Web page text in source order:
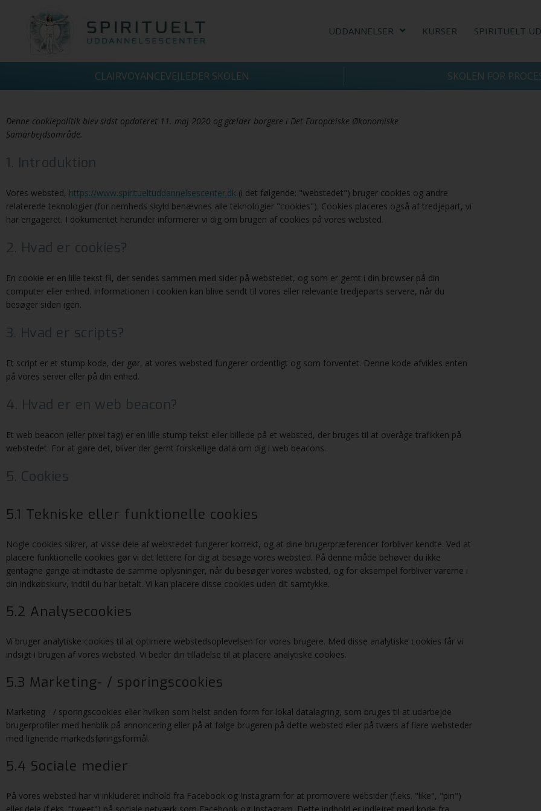
UDDANNELSER KURSER SPIRITUELT
CLAIRVOYANCEVEJLEDER SKOLEN SKOLEN FOR
Denne cookiepolitik blev sidst opdateret 11. maj 2020 og gælder borgere i Det Europæiske Økonomiske
Samarbejdsområde.
1. Introduktion
Vores websted, https://www.spiritueltuddannelsescenter.dk (i det følgende: "webstedet") bruger cookies og andre
relaterede teknologier (for nemheds skyld benævnes alle teknologier "cookies"). Cookies placeres også af tredjepart, vi
har engageret. I dokumentet herunder informerer vi dig om brugen af ​​cookies på vores websted.
2. Hvad er cookies?
En cookie er en lille tekst fil, der sendes sammen med sider på webstedet, og som er gemt i din browser på din
computer eller enhed. Informationen i cookien kan blive sendt til vores eller relevante tredjeparts servere, når du
besøger siden igen.
3. Hvad er scripts?
Et script er et stump kode, der gør, at vores websted fungerer ordentligt og som forventet. Denne kode afvikles enten
på vores server eller på din enhed.
4. Hvad er en web beacon?
Et web beacon (eller pixel tag) er en lille stump tekst eller billede på et websted, der bruges til at overåge trafikken på
webstedet. For at gøre det, bliver der gemt forskellige data om dig i web beacons.
5. Cookies
5.1 Tekniske eller funktionelle cookies
Nogle cookies sikrer, at visse dele af webstedet fungerer korrekt, og at dine brugerpræferencer forbliver kendte. Ved at
placere funktionelle cookies gør vi det lettere for dig at besøge vores websted. På denne måde behøver du ikke
gentagne gange at indtaste de samme oplysninger, når du besøger vores websted, og for eksempel forbliver varerne i
din indkøbskurv, indtil du har betalt. Vi kan placere disse cookies uden dit samtykke.
5.2 Analysecookies
Vi bruger analytiske cookies til at optimere webstedsoplevelsen for vores brugere. Med disse analytiske cookies får vi
indsigt i brugen af ​​vores websted. Vi beder din tilladelse til at placere analytiske cookies.
5.3 Marketing- / sporingscookies
Marketing - / sporingscookies eller hvilken som helst anden form for lokal datalagring, som bruges til at udarbejde
brugerprofiler med henblik på annoncering eller på at følge brugeren på dette websted eller på tværs af flere websteder
med lignende markedsføringsformål.
5.4 Sociale medier
På vores websted har vi inkluderet indhold fra Facebook og Instagram for at promovere websider (f.eks. "like", "pin")